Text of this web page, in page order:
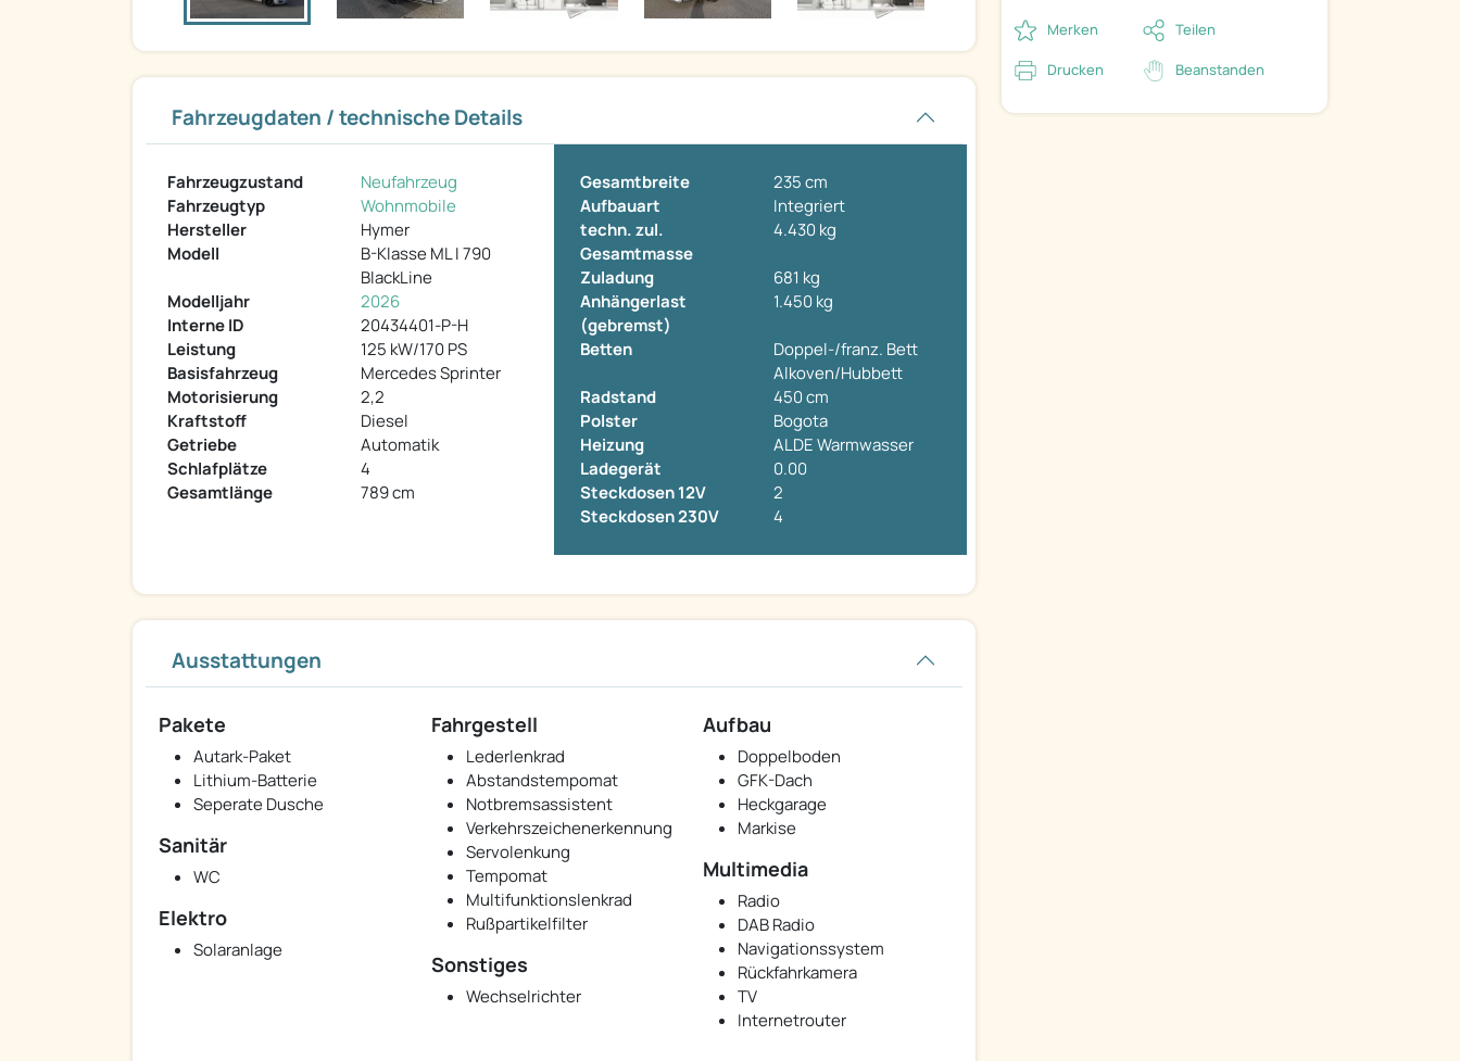
Fahrzeugdaten / technische Details
Fahrzeugzustand
Neufahrzeug
Fahrzeugtyp
Wohnmobile
Hersteller
Hymer
Modell
B-Klasse ML I 790
BlackLine
Modelljahr
2026
Interne ID
20434401-P-H
Leistung
125 kW/170 PS
Basisfahrzeug
Mercedes Sprinter
Motorisierung
2,2
Kraftstoff
Diesel
Getriebe
Automatik
Schlafplätze
4
Gesamtlänge
789 cm
Gesamtbreite
235 cm
Aufbauart
Integriert
techn. zul.
Gesamtmasse
4.430 kg
Zuladung
681 kg
Anhängerlast
(gebremst)
1.450 kg
Betten
Doppel-/franz. Bett
Alkoven/Hubbett
Radstand
450 cm
Polster
Bogota
Heizung
ALDE Warmwasser
Ladegerät
0.00
Steckdosen 12V
2
Steckdosen 230V
4
Ausstattungen
Pakete
Autark-Paket
Lithium-Batterie
Seperate Dusche
Fahrgestell
Lederlenkrad
Abstandstempomat
Notbremsassistent
Verkehrszeichenerkennung
Servolenkung
Tempomat
Multifunktionslenkrad
Rußpartikelfilter
Aufbau
Doppelboden
GFK-Dach
Heckgarage
Markise
Sanitär
WC Multimedia
Radio
DAB Radio
Navigationssystem
Rückfahrkamera
TV
Internetrouter
Elektro
Solaranlage
Sonstiges
Wechselrichter
Merken Teilen
Drucken Beanstanden